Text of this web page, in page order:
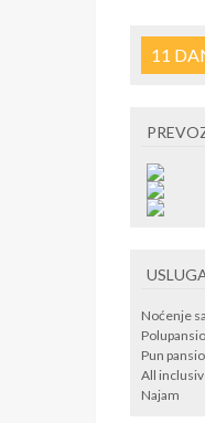
11
Noćenje
Pun
All
Najam